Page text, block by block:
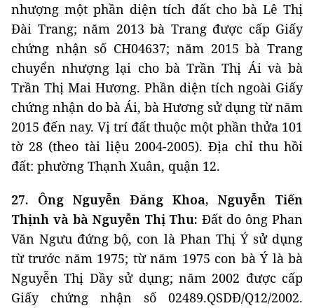
nhượng một phần diện tích đất cho bà Lê Thị
Đài Trang; năm 2013 bà Trang được cấp Giấy
chứng nhận số CH04637; năm 2015 bà Trang
chuyển nhượng lại cho bà Trần Thị Ái và bà
Trần Thị Mai Hương. Phần diện tích ngoài Giấy
chứng nhận do bà Ái, bà Hương sử dụng từ năm
2015 đến nay. Vị trí đất thuộc một phần thửa 101
tờ 28 (theo tài liệu 2004-2005). Địa chỉ thu hồi
đất: phường Thạnh Xuân, quận 12.
27. Ông Nguyễn Đăng Khoa, Nguyễn Tiến
Thịnh và bà Nguyễn Thị Thu: Đất do ông Phan
Văn Ngưu đứng bộ, con là Phan Thị Ý sử dụng
từ trước năm 1975; từ năm 1975 con bà Ý là bà
Nguyễn Thị Dầy sử dụng; năm 2002 được cấp
Giấy chứng nhận số 02489.QSDĐ/Q12/2002.